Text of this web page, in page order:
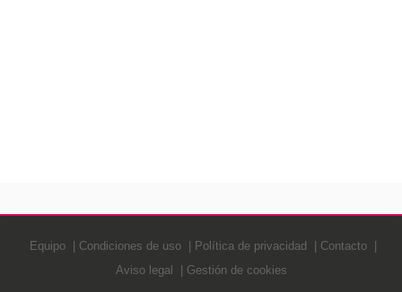
Equipo Condiciones de uso Política de privacidad
Contacto
Aviso legal
Gestión de cookies